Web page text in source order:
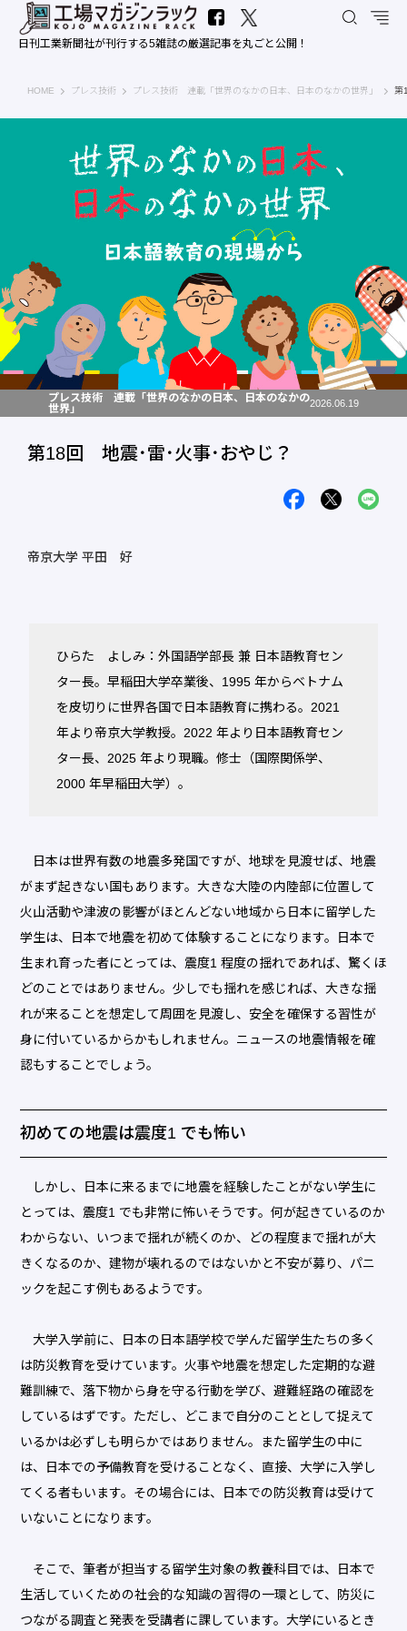
日刊工業新聞社が刊行する5雑誌の厳選記事を丸ごと公開！
HOME 工場マガジンラック｜日刊工業新聞社
プレス技術 プレス技術 連載「世界のなかの日本、日本のなかの世界」 第
プレス技術 連載「世界のなかの日本、日本のなかの
世界」
2026.06.19
第18回 地震･雷･火事･おやじ？
帝京大学 平田 好
ひらた よしみ：外国語学部長 兼 日本語教育セン
ター長。早稲田大学卒業後、1995 年からベトナム
を皮切りに世界各国で日本語教育に携わる。2021
年より帝京大学教授。2022 年より日本語教育セン
ター長、2025 年より現職。修士（国際関係学、
2000 年早稲田大学）。
日本は世界有数の地震多発国ですが、地球を見渡せば、地震
がまず起きない国もあります。大きな大陸の内陸部に位置して
火山活動や津波の影響がほとんどない地域から日本に留学した
学生は、日本で地震を初めて体験することになります。日本で
生まれ育った者にとっては、震度1 程度の揺れであれば、驚くほ
どのことではありません。少しでも揺れを感じれば、大きな揺
れが来ることを想定して周囲を見渡し、安全を確保する習性が
身に付いているからかもしれません。ニュースの地震情報を確
認もすることでしょう。
初めての地震は震度1 でも怖い
しかし、日本に来るまでに地震を経験したことがない学生に
とっては、震度1 でも非常に怖いそうです。何が起きているのか
わからない、いつまで揺れが続くのか、どの程度まで揺れが大
きくなるのか、建物が壊れるのではないかと不安が募り、パニ
ックを起こす例もあるようです。
大学入学前に、日本の日本語学校で学んだ留学生たちの多く
は防災教育を受けています。火事や地震を想定した定期的な避
難訓練で、落下物から身を守る行動を学び、避難経路の確認を
しているはずです。ただし、どこまで自分のこととして捉えて
いるかは必ずしも明らかではありません。また留学生の中に
は、日本での予備教育を受けることなく、直接、大学に入学し
てくる者もいます。その場合には、日本での防災教育は受けて
いないことになります。
そこで、筆者が担当する留学生対象の教養科目では、日本で
生活していくための社会的な知識の習得の一環として、防災に
つながる調査と発表を受講者に課しています。大学にいるとき